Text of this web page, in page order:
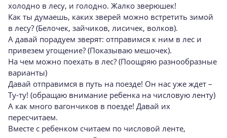
холодно в лесу, и голодно. Жалко зверюшек!
Как ты думаешь, каких зверей можно встретить зимой
в лесу? (Белочек, зайчиков, лисичек, волков).
А давай порадуем зверят: отправимся к ним в лес и
привезем угощение? (Показываю мешочек).
На чем можно поехать в лес? (Поощряю разнообразные
варианты)
Давай отправимся в путь на поезде! Он нас уже ждет –
Ту-ту! (обращаю внимание ребенка на числовую ленту)
А как много вагончиков в поезде! Давай их
пересчитаем.
Вместе с ребенком считаем по числовой ленте,